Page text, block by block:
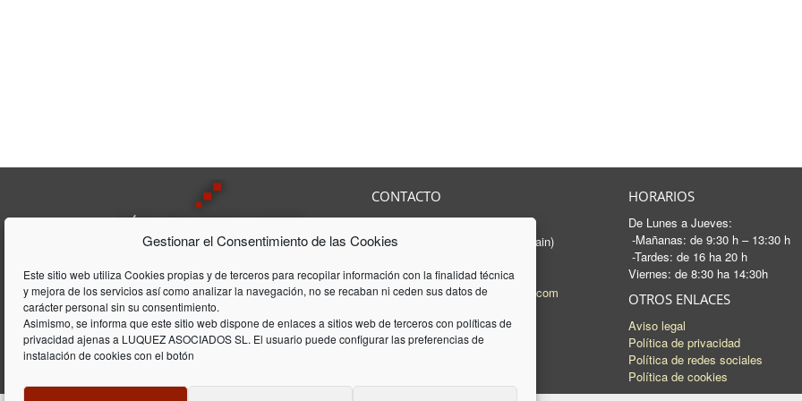
Gestionar el Consentimiento de las Cookies
Este sitio web utiliza Cookies propias y de terceros para recopilar información con la finalidad técnica
y mejora de los servicios así como analizar la navegación, no se recaban ni ceden sus datos de
carácter personal sin su consentimiento.
Asimismo, se informa que este sitio web dispone de enlaces a sitios web de terceros con políticas de
privacidad ajenas a LUQUEZ ASOCIADOS SL. El usuario puede configurar las preferencias de
instalación de cookies con el botón
Lúquez & ASSOCIATS, SL es una
Consultoría Laboral, que acumula
una trayectória de 20 años en el
ámbito laboral y de gestión de
empresas
CONTACTO
08208 Sabadell - Barcelona (Spain)
Fax:93 745 15 35
E-mail:mail@luquez-associats.com
HORARIOS
De Lunes a Jueves:
-Mañanas: de 9:30 h – 13:30 h
-Tardes: de 16 ha 20 h
Viernes: de 8:30 ha 14:30h
OTROS ENLACES
Aviso legal
Política de privacidad
Política de redes sociales
Política de cookies